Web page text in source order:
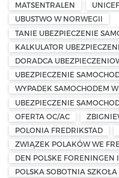
MATSENTRALEN
UNICEF
UBUSTWO W NORWEGII
TANIE UBEZPIECZENIE
KALKULATOR
DORADCA
UBEZPIECZENIE
WYPADEK SAMOCHODEM
UBEZPIECZENIE
OFERTA OC/AC
POLONIA FREDRIKSTAD
ZWIĄZEK POLAKÓW WE
DEN POLSKE FORENINGEN
POLSKA SOBOTNIA